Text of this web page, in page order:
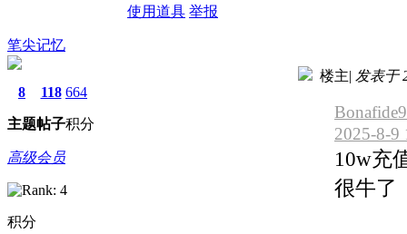
使用道具 举报
笔尖记忆
8
主题
118
帖子
664
积分
高级会员
积分
楼主| 发表于
2025-8-9
10w充
很牛了